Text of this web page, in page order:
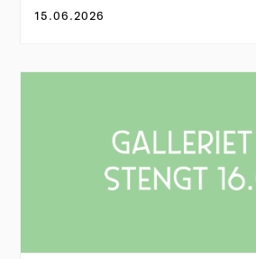
15.06.2026